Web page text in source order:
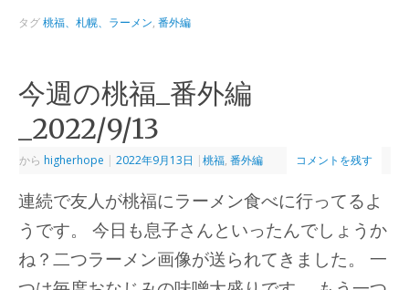
タグ桃福、札幌、ラーメン,番外編
今週の桃福_番外編
_2022/9/13
から higherhope | 2022年9月13日 |桃福,番外編 コメントを残す
連続で友人が桃福にラーメン食べに行ってるよ
うです。 今日も息子さんといったんでしょうか
ね？二つラーメン画像が送られてきました。 一